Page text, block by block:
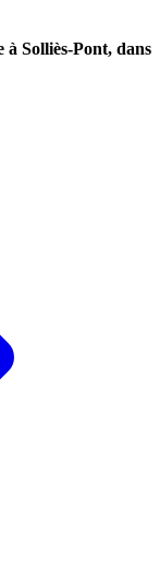
Solliès-Pont, dans